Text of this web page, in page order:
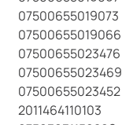
07500655019073
07500655019066
07500655023476
07500655023469
07500655023452
2011464110103